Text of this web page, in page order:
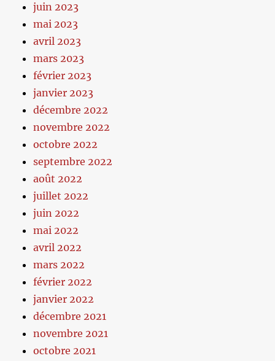
juin 2023
mai 2023
avril 2023
mars 2023
février 2023
janvier 2023
décembre 2022
novembre 2022
octobre 2022
septembre 2022
août 2022
juillet 2022
juin 2022
mai 2022
avril 2022
mars 2022
février 2022
janvier 2022
décembre 2021
novembre 2021
octobre 2021